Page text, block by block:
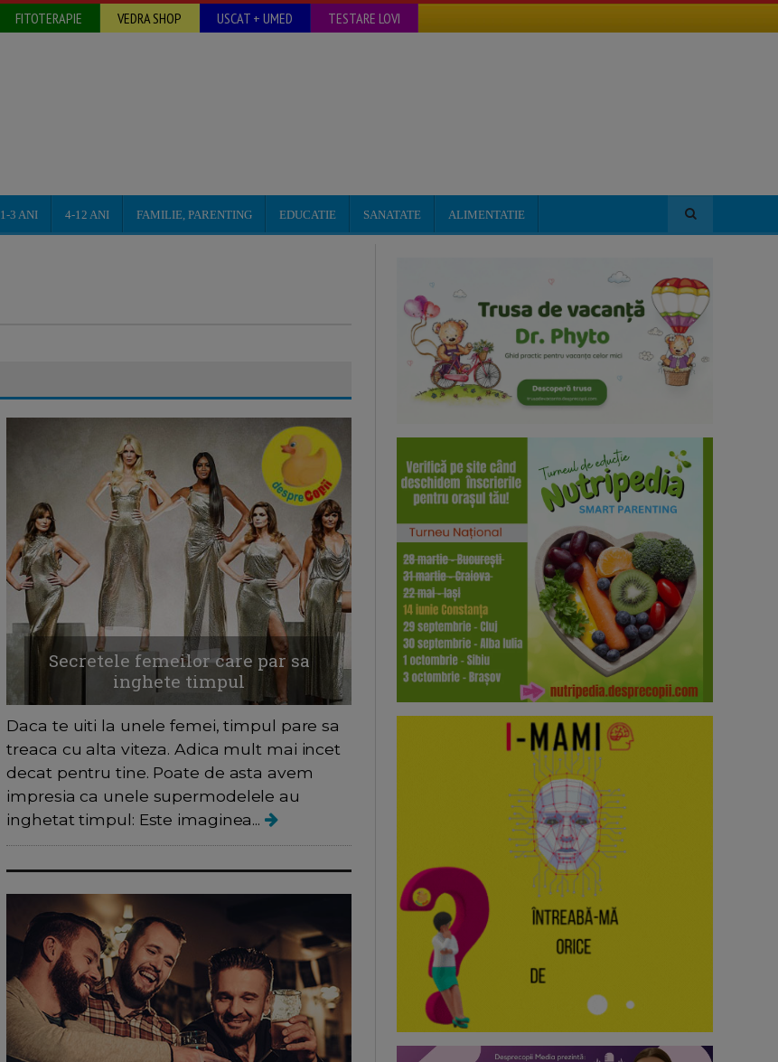
FITOTERAPIE VEDRA SHOP USCAT + UMED TESTARE LOVI
1-3 ANI 4-12 ANI FAMILIE, PARENTING EDUCATIE SANATATE ALIMENTATIE
Secretele femeilor care par sa
inghete timpul
Daca te uiti la unele femei, timpul pare sa
treaca cu alta viteza. Adica mult mai incet
decat pentru tine. Poate de asta avem
impresia ca unele supermodelele au
inghetat timpul: Este imaginea...